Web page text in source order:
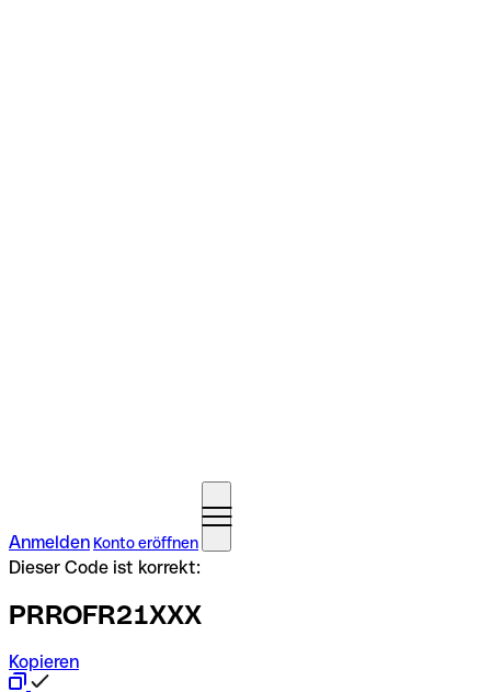
Anmelden Konto eröffnen
Dieser Code ist korrekt:
PRROFR21XXX
Kopieren